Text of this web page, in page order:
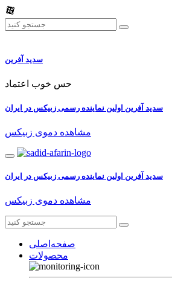
سدید آفرین
حس خوب اعتماد
سدید آفرین اولین نماینده رسمی زبیکس در ایران
مشاهده دموی زبیکس
سدید آفرین اولین نماینده رسمی زبیکس در ایران
مشاهده دموی زبیکس
صفحه‌اصلی
محصولات